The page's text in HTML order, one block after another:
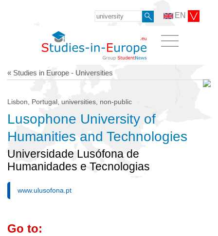
EN
« Studies in Europe - Universities
Lisbon, Portugal, universities, non-public
Lusophone University of
Humanities and Technologies
Universidade Lusófona de
Humanidades e Tecnologias
www.ulusofona.pt
Go to: